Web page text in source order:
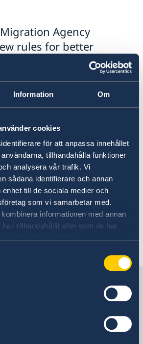
Information Om
cookies
för att anpassa innehållet
tillhandahålla funktioner
analysera vår trafik. Vi
sådana identifierare och annan
enhet till de sociala medier och
som vi samarbetar med.
informationen med annan
tillhandahållit eller som de har
for visits
organisations for
for Migration cases and
Agency
rules for better
for residence permit
2022, applicants for
in-person visit before the
Agency can grant a
Agency will contact affected
they need to visit the
for passport and